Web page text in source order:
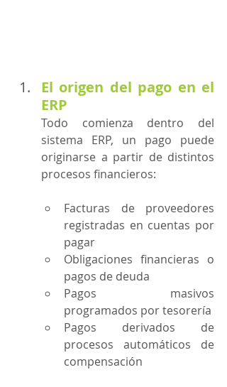
El origen del pago en el
ERP
Todo comienza dentro del
sistema ERP, un pago puede
originarse a partir de distintos
procesos financieros:
Facturas de proveedores
registradas en cuentas por
pagar
Obligaciones financieras o
pagos de deuda
Pagos masivos
programados por tesorería
Pagos derivados de
procesos automáticos de
compensación